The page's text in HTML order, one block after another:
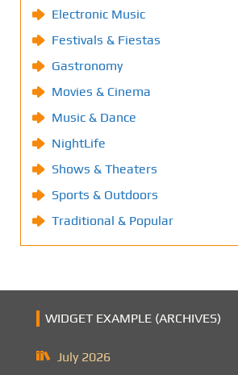
Electronic Music
Festivals & Fiestas
Gastronomy
Movies & Cinema
Music & Dance
NightLife
Shows & Theaters
Sports & Outdoors
Traditional & Popular
WIDGET EXAMPLE (ARCHIVES)
July 2026